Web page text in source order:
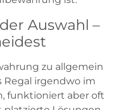
Auswahl –
zu allgemein
Regal irgendwo im
funktioniert aber oft